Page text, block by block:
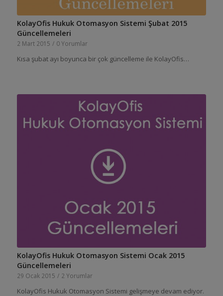
KolayOfis Hukuk Otomasyon Sistemi Şubat 2015
Güncellemeleri
2 Mart 2015 / 0 Yorumlar
Kısa şubat ayı boyunca bir çok güncelleme ile KolayOfis…
KolayOfis Hukuk Otomasyon Sistemi Ocak 2015
Güncellemeleri
29 Ocak 2015 / 2 Yorumlar
KolayOfis Hukuk Otomasyon Sistemi gelişmeye devam ediyor.